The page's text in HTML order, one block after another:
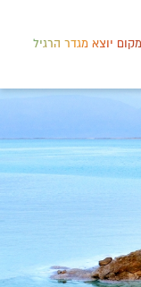
מקום יוצא מגדר הרגיל